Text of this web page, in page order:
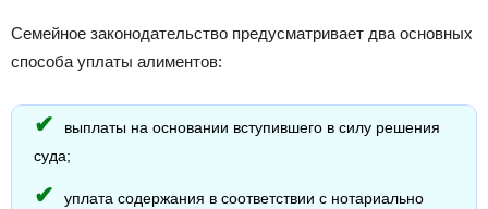
Семейное законодательство предусматривает два основных
способа уплаты алиментов:
выплаты на основании вступившего в силу решения
суда;
уплата содержания в соответствии с нотариально